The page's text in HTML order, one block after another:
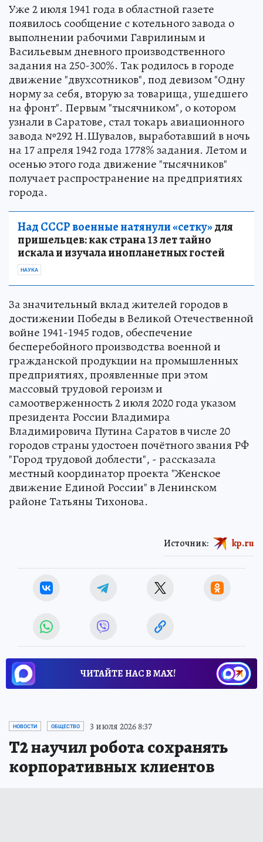
Уже 2 июля 1941 года в областной газете
появилось сообщение с котельного завода о
выполнении рабочими Гаврилиным и
Васильевым дневного производственного
задания на 250-300%. Так родилось в городе
движение "двухсотников", под девизом "Одну
норму за себя, вторую за товарища, ушедшего
на фронт". Первым "тысячником", о котором
узнали в Саратове, стал токарь авиационного
завода №292 Н.Шувалов, выработавший в ночь
на 17 апреля 1942 года 1778% задания. Летом и
осенью этого года движение "тысячников"
получает распространение на предприятиях
города.
Над СССР военные натянули «сетку»для
пришельцев: как страна 13 лет тайно
искала и изучала инопланетных гостей
НАУКА
За значительный вклад жителей городов в
достижении Победы в Великой Отечественной
войне 1941-1945 годов, обеспечение
бесперебойного производства военной и
гражданской продукции на промышленных
предприятиях, проявленные при этом
массовый трудовой героизм и
самоотверженность 2 июля 2020 года указом
президента России Владимира
Владимировича Путина Саратов в числе 20
городов страны удостоен почётного звания РФ
"Город трудовой доблести", - рассказала
местный координатор проекта "Женское
движение Единой России" в Ленинском
районе Татьяны Тихонова.
Источник: kp.ru
ЧИТАЙТЕ НАС В МАХ!
НОВОСТИ ОБЩЕСТВО 3 июля 2026 8:37
Т2 научил робота сохранять
корпоративных клиентов